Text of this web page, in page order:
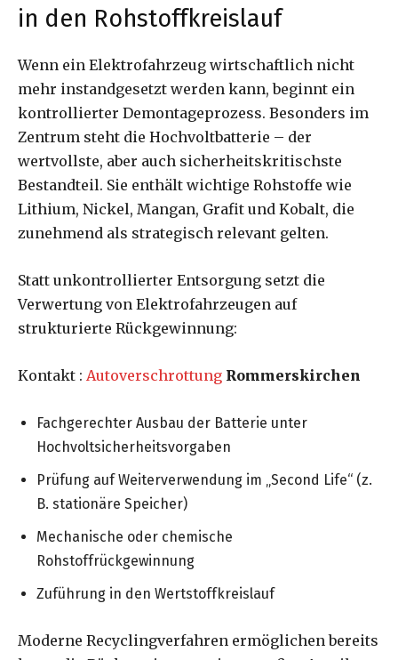
in den Rohstoffkreislauf
Wenn ein Elektrofahrzeug wirtschaftlich nicht
mehr instandgesetzt werden kann, beginnt ein
kontrollierter Demontageprozess. Besonders im
Zentrum steht die Hochvoltbatterie – der
wertvollste, aber auch sicherheitskritischste
Bestandteil. Sie enthält wichtige Rohstoffe wie
Lithium, Nickel, Mangan, Grafit und Kobalt, die
zunehmend als strategisch relevant gelten.
Statt unkontrollierter Entsorgung setzt die
Verwertung von Elektrofahrzeugen auf
strukturierte Rückgewinnung:
Kontakt : Autoverschrottung Rommerskirchen
Fachgerechter Ausbau der Batterie unter
Hochvoltsicherheitsvorgaben
Prüfung auf Weiterverwendung im „Second Life“ (z.
B. stationäre Speicher)
Mechanische oder chemische
Rohstoffrückgewinnung
Zuführung in den Wertstoffkreislauf
Moderne Recyclingverfahren ermöglichen bereits